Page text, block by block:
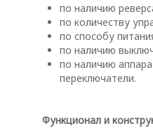
по наличию
по количеству
по способу
по наличию
по наличию
переключатели.
Функционал и